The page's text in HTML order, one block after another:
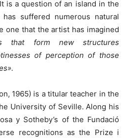
is a question of an island in the
suffered numerous natural
one that the artist has imagined
that form new structures
of perception of those
1965) is a titular teacher in the
University of Seville. Along his
y Sotheby’s of the Fundació
recognitions as the Prize i